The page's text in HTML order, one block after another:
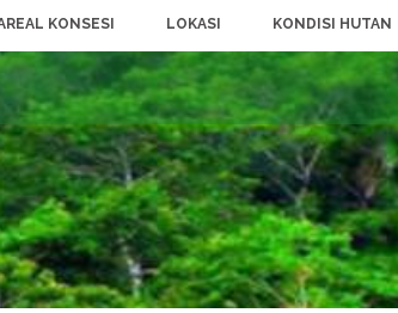
KONSESI LOKASI KONDISI HUTAN